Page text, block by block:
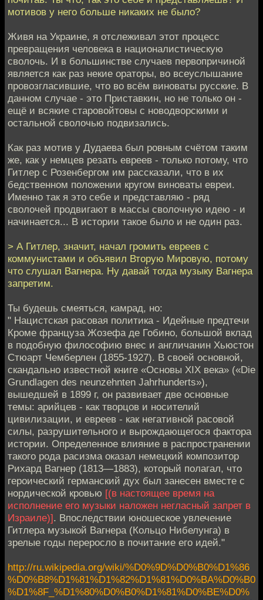
мотивов у него больше никаких не было?
Живя на Украине, я отслеживал этот процесс
превращения человека в националистическую
сволочь. И в большинстве случаев первопричиной
является как раз некие ораторы, во всеуслышание
провозгласившие, что во всём виноваты русские. В
данном случае - это Приставкин, но не только он -
ещё и всякие старовойтовы с новодворскими и
остальной сволочью подвизались.
Как раз мотив у Дудаева был ровным счётом таким
же, как у немцев резать евреев - только потому, что
Гитлер с Розенбергом им рассказали, что в их
бедственном положении кругом виноваты евреи.
Именно так я это себе и представляю - ряд
сволочей продвигают в массы сволочную идею - и
начинается... В истории такое было и не один раз.
> А Гитлер, значит, начал громить евреев с
коммунистами и объявил Вторую Мировую, потому
что слушал Вагнера. Ну давай тогда музыку Вагнера
запретим.
Ты будешь смеяться, камрад, но:
" Нацистская расовая политика - Идейные предтечи
Кроме француза Жозефа де Гобино, большой вклад
в подобную философию внес и англичанин Хьюстон
Стюарт Чемберлен (1855-1927). В своей основной,
скандально известной книге «Основы XIX века» («Die
Grundlagen des neunzehnten Jahrhunderts»),
вышедшей в 1899 г, он развивает две основные
темы: арийцев - как творцов и носителий
цивилизации, и евреев - как негативной расовой
силы, разрушительного и вырождающегося фактора
истории. Определенное влияние в распространении
такого рода расизма оказал немецкий композитор
Рихард Вагнер (1813—1883), который полагал, что
героический германский дух был занесен вместе с
нордической кровью [(в настоящее время на
исполнение его музыки наложен негласный запрет в
Израиле)]. Впоследствии юношеское увлечение
Гитлера музыкой Вагнера (Кольцо Нибелунга) в
зрелые годы переросло в почитание его идей."
http://ru.wikipedia.org/wiki/%D0%9D%D0%B0%D1%86
%D0%B8%D1%81%D1%82%D1%81%D0%BA%D0%B0
%D1%8F_%D1%80%D0%B0%D1%81%D0%BE%D0%